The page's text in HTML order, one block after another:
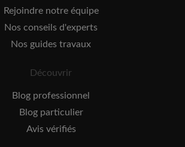
Rejoindre notre équipe
Nos conseils d'experts
Nos guides travaux
Découvrir
Blog professionnel
Blog particulier
Avis vérifiés